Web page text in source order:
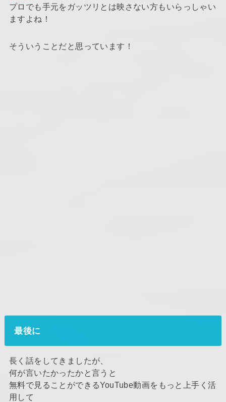
プロでも手元をガッツリとは映さない方もいらっしゃい
ますよね！
そういうことだと思っています！
最後に
長く話をしてきましたが、
何が言いたかったかと言うと
無料で見ることができるYouTube動画をもっと上手く活
用して